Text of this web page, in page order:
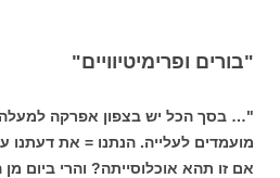
"בורים ופרימיטיוויים"
"… בסך הכל יש בצפון אפרקה למעלה
מועמדים לעלייה. הנתנו = את דעתנו
אם זו תהא אוכלוסייתה? והרי ביום